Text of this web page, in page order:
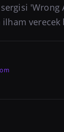
ilham